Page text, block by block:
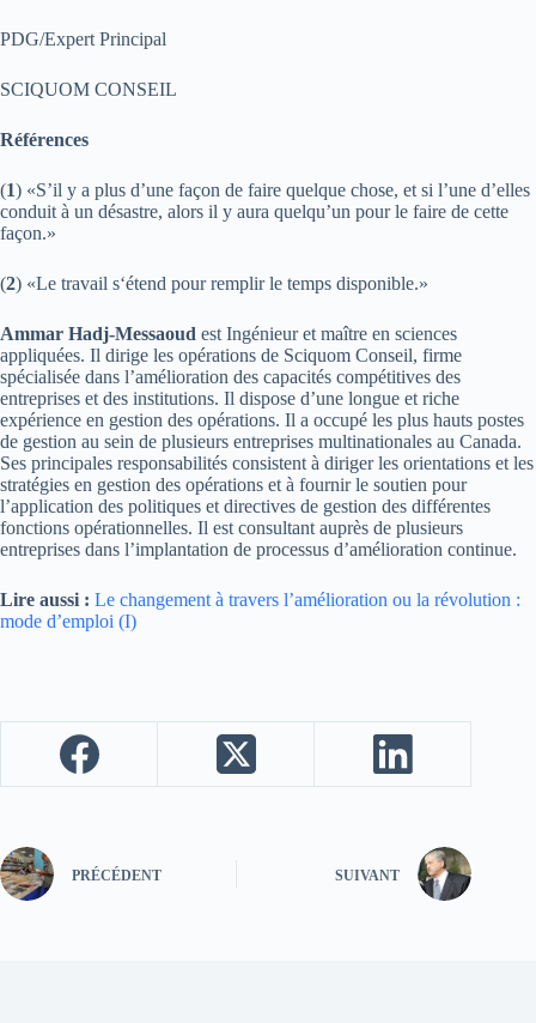
PDG/Expert Principal
SCIQUOM CONSEIL
Références
(1) «S’il y a plus d’une façon de faire quelque chose, et si l’une d’elles
conduit à un désastre, alors il y aura quelqu’un pour le faire de cette
façon.»
(2) «Le travail s‘étend pour remplir le temps disponible.»
Ammar Hadj-Messaoud est Ingénieur et maître en sciences
appliquées. Il dirige les opérations de Sciquom Conseil, firme
spécialisée dans l’amélioration des capacités compétitives des
entreprises et des institutions. Il dispose d’une longue et riche
expérience en gestion des opérations. Il a occupé les plus hauts postes
de gestion au sein de plusieurs entreprises multinationales au Canada.
Ses principales responsabilités consistent à diriger les orientations et les
stratégies en gestion des opérations et à fournir le soutien pour
l’application des politiques et directives de gestion des différentes
fonctions opérationnelles. Il est consultant auprès de plusieurs
entreprises dans l’implantation de processus d’amélioration continue.
Lire aussi : Le changement à travers l’amélioration ou la révolution :
mode d’emploi (I)
PRÉCÉDENT SUIVANT